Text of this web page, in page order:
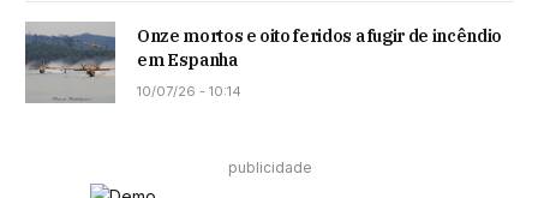
Onze mortos e oito feridos a fugir de incêndio
em Espanha
10/07/26 - 10:14
publicidade